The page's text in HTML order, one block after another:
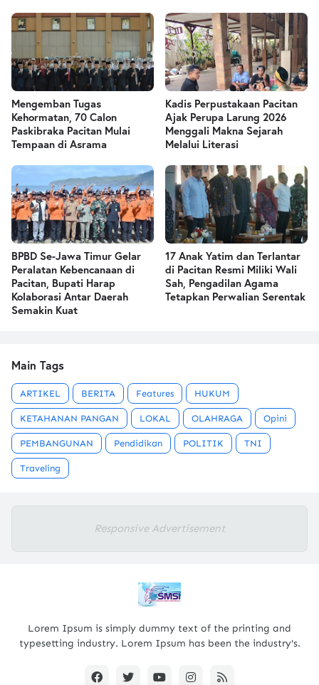
Mengemban Tugas
Kehormatan, 70 Calon
Paskibraka Pacitan Mulai
Tempaan di Asrama
Kadis Perpustakaan Pacitan
Ajak Perupa Larung 2026
Menggali Makna Sejarah
Melalui Literasi
BPBD Se-Jawa Timur Gelar
Peralatan Kebencanaan di
Pacitan, Bupati Harap
Kolaborasi Antar Daerah
Semakin Kuat
17 Anak Yatim dan Terlantar
di Pacitan Resmi Miliki Wali
Sah, Pengadilan Agama
Tetapkan Perwalian Serentak
Main Tags
ARTIKEL BERITA Features HUKUM
KETAHANAN PANGAN LOKAL OLAHRAGA Opini
PEMBANGUNAN Pendidikan POLITIK TNI
Traveling
Responsive Advertisement
Lorem Ipsum is simply dummy text of the printing and
typesetting industry. Lorem Ipsum has been the industry's.